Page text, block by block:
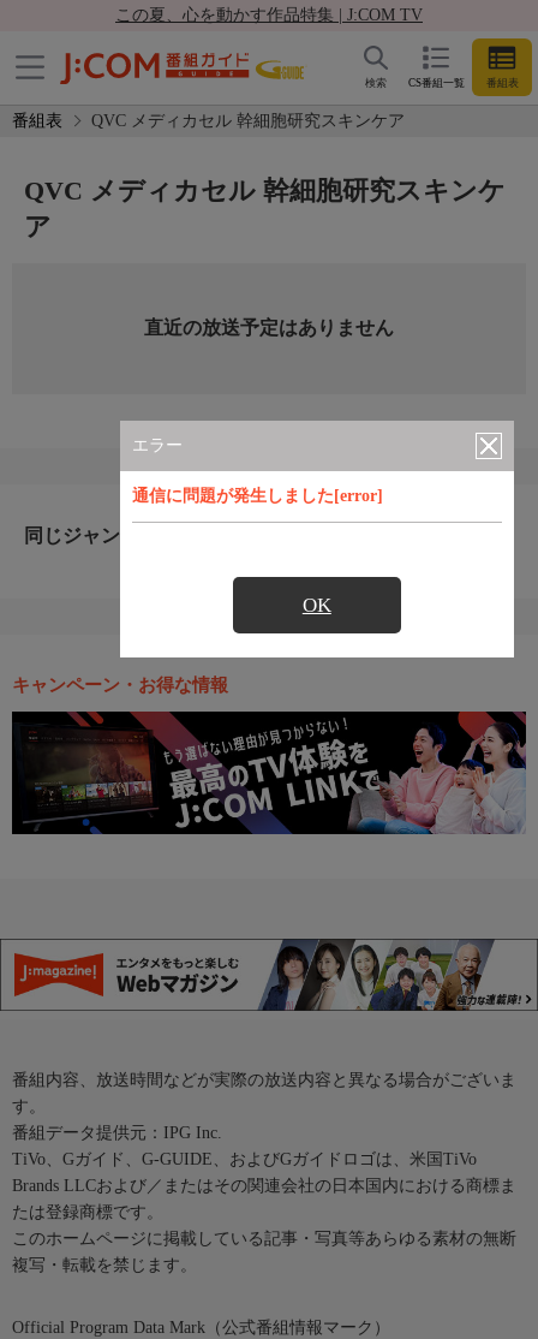
この夏、心を動かす作品特集 | J:COM TV
CS番組一覧 番組表
検索
番組表 QVC メディカセル 幹細胞研究スキンケア
エラー
通信に問題が発生しました[error]
OK
QVC メディカセル 幹細胞研究スキンケ
ア
直近の放送予定はありません
同じジャンルのおすすめ番組
キャンペーン・お得な情報
番組内容、放送時間などが実際の放送内容と異なる場合がございま
す。
番組データ提供元：IPG Inc.
TiVo、Gガイド、G-GUIDE、およびGガイドロゴは、米国TiVo
Brands LLCおよび／またはその関連会社の日本国内における商標ま
たは登録商標です。
このホームページに掲載している記事・写真等あらゆる素材の無断
複写・転載を禁じます。
Official Program Data Mark（公式番組情報マーク）